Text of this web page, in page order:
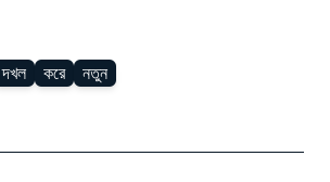
দখল করে নতুন